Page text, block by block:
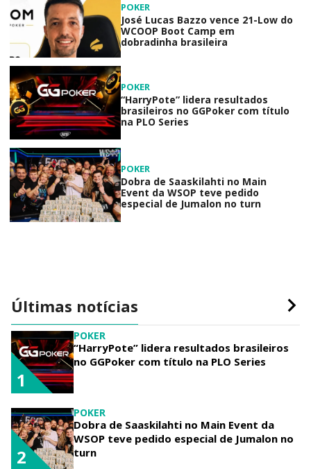
POKER
José Lucas Bazzo vence 21-Low do
WCOOP Boot Camp em
dobradinha brasileira
POKER
“HarryPote” lidera resultados
brasileiros no GGPoker com título
na PLO Series
POKER
Dobra de Saaskilahti no Main
Event da WSOP teve pedido
especial de Jumalon no turn
Últimas notícias
POKER
“HarryPote” lidera resultados brasileiros
no GGPoker com título na PLO Series
1
POKER
Dobra de Saaskilahti no Main Event da
WSOP teve pedido especial de Jumalon no
turn
2